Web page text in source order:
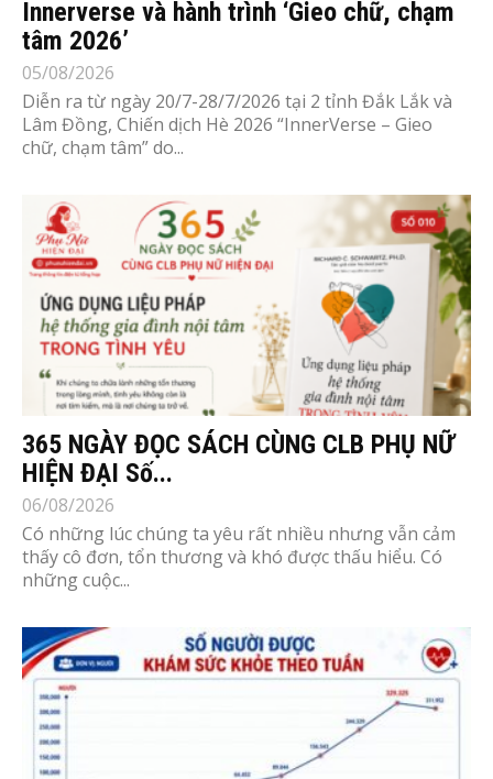
Innerverse và hành trình ‘Gieo chữ, chạm
tâm 2026’
05/08/2026
Diễn ra từ ngày 20/7-28/7/2026 tại 2 tỉnh Đắk Lắk và
Lâm Đồng, Chiến dịch Hè 2026 “InnerVerse – Gieo
chữ, chạm tâm” do...
365 NGÀY ĐỌC SÁCH CÙNG CLB PHỤ NỮ
HIỆN ĐẠI Số...
06/08/2026
Có những lúc chúng ta yêu rất nhiều nhưng vẫn cảm
thấy cô đơn, tổn thương và khó được thấu hiểu. Có
những cuộc...